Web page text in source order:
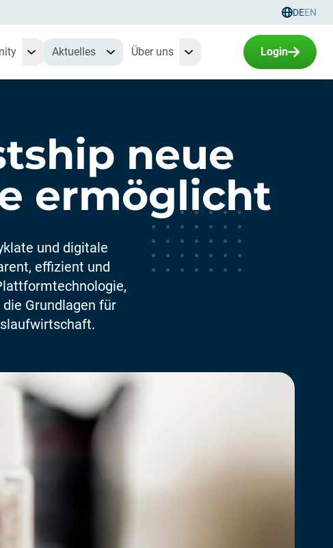
DEEN
Aktuelles Über uns Login
neue
ermöglicht
und digitale
effizient und
Grundlagen für